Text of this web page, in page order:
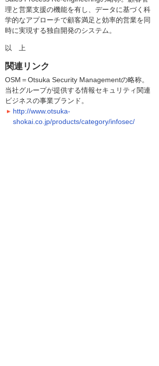
理と営業支援の機能を有し、データに基づく科
学的なアプローチで顧客満足と効率的営業を同
時に実現する独自開発のシステム。
以 上
関連リンク
OSM＝Otsuka Security Managementの略称。
当社グループが提供する情報セキュリティ関連
ビジネスの事業ブランド。
http://www.otsuka-
shokai.co.jp/products/category/infosec/